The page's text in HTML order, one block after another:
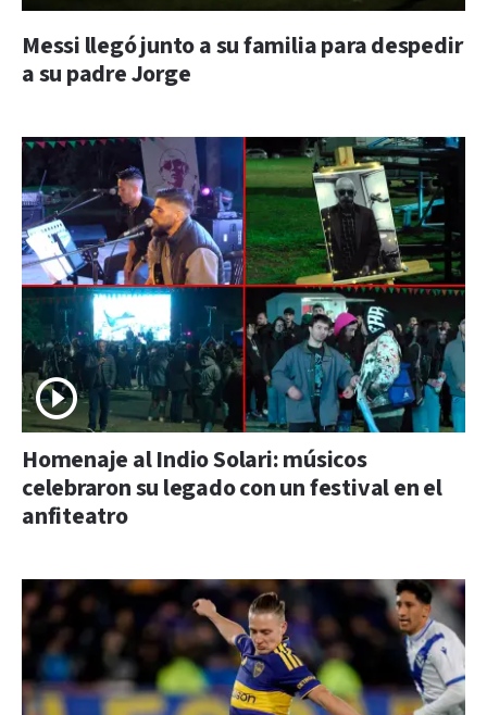
Messi llegó junto a su familia para despedir
a su padre Jorge
Homenaje al Indio Solari: músicos
celebraron su legado con un festival en el
anfiteatro